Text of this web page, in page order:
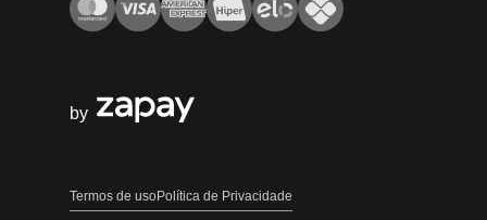
by
Termos de usoPolítica de Privacidade